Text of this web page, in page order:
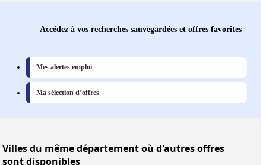
Accédez à vos recherches sauvegardées et offres favorites
Mes alertes emploi
Ma sélection d’offres
Villesdu même département où d'autres offres
sont disponibles